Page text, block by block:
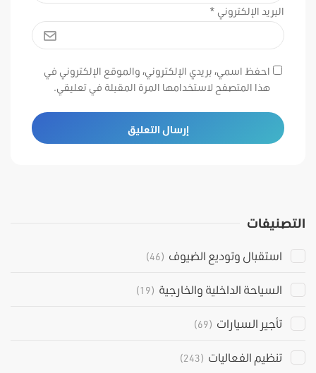
البريد الإلكتروني *
احفظ اسمي، بريدي الإلكتروني، والموقع الإلكتروني في
هذا المتصفح لاستخدامها المرة المقبلة في تعليقي.
التصنيفات
استقبال وتوديع الضيوف (46)
السياحة الداخلية والخارجية (19)
تأجير السيارات (69)
تنظيم الفعاليات (243)